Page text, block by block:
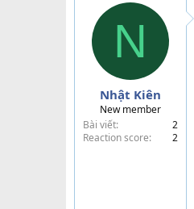
N
Nhật Kiên
New member
Bài viết
2
Reaction score
2